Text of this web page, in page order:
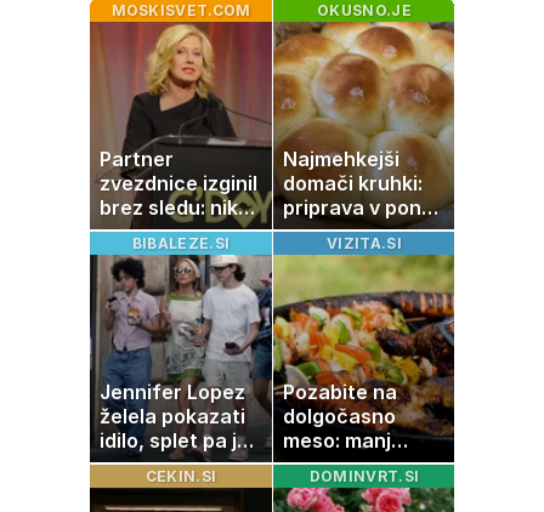
MOSKISVET.COM
Partner
zvezdnice izginil
brez sledu: nikoli
ga niso našli,
nato je prišla še
ena tragedija
OKUSNO.JE
Najmehkejši
domači kruhki:
priprava v ponvi
je trik za popoln
rezultat
BIBALEZE.SI
Jennifer Lopez
želela pokazati
idilo, splet pa je
razburila ena
stvar
VIZITA.SI
Pozabite na
dolgočasno
meso: manj
maščobe, več
svežine
CEKIN.SI DOMINVRT.SI